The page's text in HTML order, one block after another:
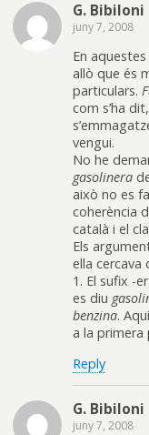
G. Bibiloni
juny 7, 2008
En
allò que és
particulars.
com s’ha
vengui.
No he
gasolinera
això no es
coherència
català i el
Els
ella cercava
1. El sufix -
es diu
benzina.
a la primera
Reply
G. Bibiloni
juny 7, 2008